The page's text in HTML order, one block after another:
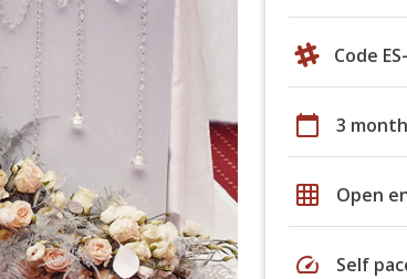
Code
calendar_today 3
grid_on Open
speed Self